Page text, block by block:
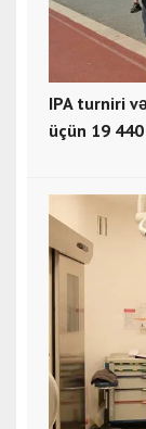
IPA turniri
üçün 19